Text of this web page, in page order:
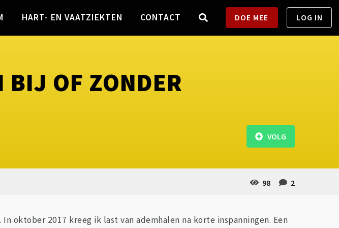
HART- EN VAATZIEKTEN CONTACT DOE MEE LOG IN
BIJ OF ZONDER
98 2
VOLG
oktober 2017 kreeg ik last van ademhalen na korte inspanningen. Een